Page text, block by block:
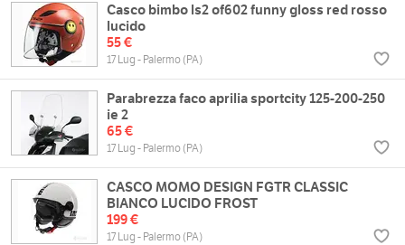
Casco bimbo ls2 of602 funny gloss red rosso
lucido
55 €
17 Lug - Palermo (PA)
Parabrezza faco aprilia sportcity 125-200-250
ie 2
65 €
17 Lug - Palermo (PA)
CASCO MOMO DESIGN FGTR CLASSIC
BIANCO LUCIDO FROST
199 €
17 Lug - Palermo (PA)